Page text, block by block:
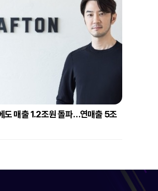
도 매출 1.2조원 돌파…연매출 5조